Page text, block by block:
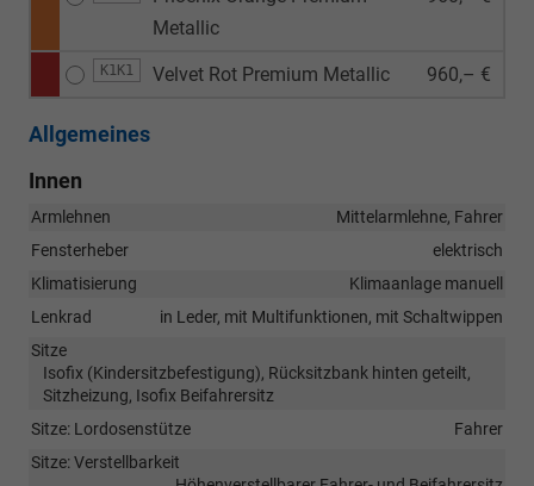
Metallic
K1K1 Velvet Rot Premium Metallic 960,– €
Allgemeines
Innen
Armlehnen
Mittelarmlehne, Fahrer
Fensterheber
elektrisch
Klimatisierung
Klimaanlage manuell
Lenkrad
in Leder, mit Multifunktionen, mit Schaltwippen
Sitze
Isofix (Kindersitzbefestigung), Rücksitzbank hinten geteilt,
Sitzheizung, Isofix Beifahrersitz
Sitze: Lordosenstütze
Fahrer
Sitze: Verstellbarkeit